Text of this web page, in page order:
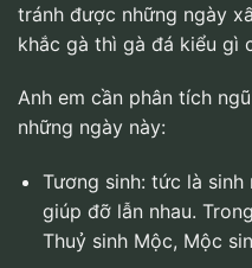
tránh được những ngày
khắc gà thì gà đá kiểu gì
Anh em cần phân tích
những ngày này:
Tương sinh: tức là sinh
giúp đỡ lẫn nhau.
Thuỷ sinh Mộc, Mộc